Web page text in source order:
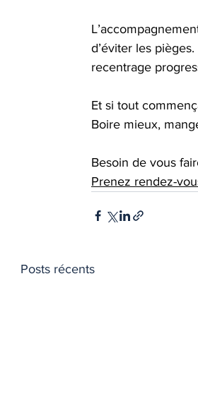
d’éviter les
recentrage
Et si tout
Boire mieux,
Besoin de vous
Prenez rendez-
Posts récents